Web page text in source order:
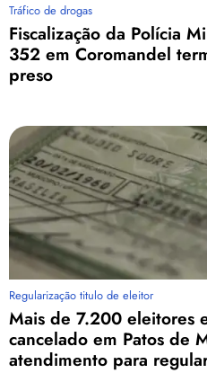
Tráfico de drogas
Fiscalização da Polícia
352 em Coromandel
preso
Regularização titulo de eleitor
Mais de 7.200 eleitores
cancelado em Patos de
atendimento para